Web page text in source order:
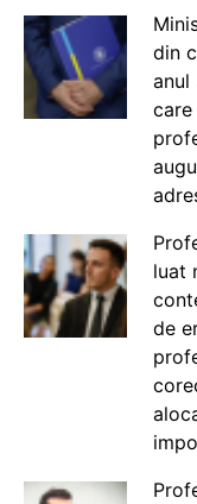
din
anul
luat
de